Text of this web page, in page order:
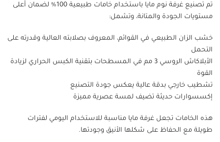
تم تصنيع غرفة نوم مايا باستخدام خامات طبيعية 100% لضمان أعلى
مستويات الجودة والمتانة، وتشمل:
خشب الزان الطبيعي في القوائم، المعروف بصلابته العالية وقدرته على
التحمل
الأبلاكاش الروسي 3 مم في المسطحات بتقنية الكبس الحراري لزيادة
القوة
تشطيب خارجي بدقة عالية يعكس جودة التصنيع
إكسسوارات حديثة تضيف لمسة عصرية مميزة
هذه الخامات تجعل غرفة مايا مناسبة للاستخدام اليومي لفترات
طويلة مع الحفاظ على شكلها الأنيق وجودتها.